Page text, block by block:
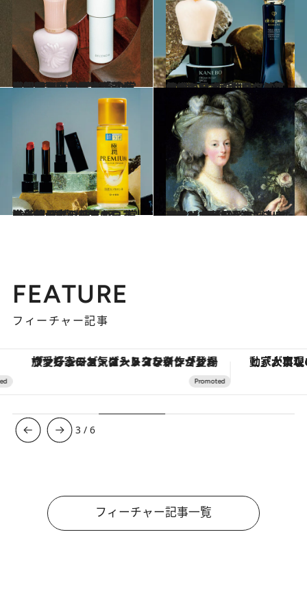
2025.2.28
【初めから読む】「30代はもうオバサン」を覆した松田聖子と黒木瞳。小麦肌から白肌至上主義への回帰…日本の“美容の常識”はこんなに変わった
ビューティ＆ヘルス 2024.11.1
日本の“お家芸”・化粧下地がとんでもないことになっている…世界から熱視線、日本のコスメの名作5選
ビューティ＆ヘルス
2024.11.1
海外で日本の美容＝J-Beautyが売れている…常識崩壊のプチプラからあの老舗まで 日本のコスメ名作4選
ビューティ＆ヘルス 2024.11.18
入浴は“悪”だった…ヨーロッパの「風呂キャンセル時代」が300年も続いた理由〈マリー＝アントワネットも苦悩〉
ビューティ＆ヘルス
FEATURE
フィーチャー記事
ヴァシュロン・コンスタンタン「オーヴァーシーズ・オートマティック」。旅愛好家のお気に入りコレクションから、ジェンダーレスな新作が登場
3 /6
フィーチャー記事一覧